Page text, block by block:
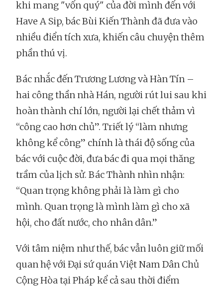
khi mang "vốn quý" của đời mình đến với
Have A Sip, bác Bùi Kiến Thành đã đưa vào
nhiều điển tích xưa, khiến câu chuyện thêm
phần thú vị.
Bác nhắc đến Trương Lương và Hàn Tín –
hai công thần nhà Hán, người rút lui sau khi
hoàn thành chí lớn, người lại chết thảm vì
“công cao hơn chủ”. Triết lý “làm nhưng
không kể công” chính là thái độ sống của
bác với cuộc đời, đưa bác đi qua mọi thăng
trầm của lịch sử. Bác Thành nhìn nhận:
“Quan trọng không phải là làm gì cho
mình. Quan trọng là mình làm gì cho xã
hội, cho đất nước, cho nhân dân.”
Với tâm niệm như thế, bác vẫn luôn giữ mối
quan hệ với Đại sứ quán Việt Nam Dân Chủ
Cộng Hòa tại Pháp kể cả sau thời điểm